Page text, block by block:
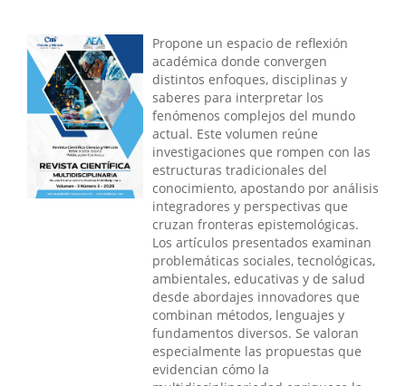
Propone un espacio de reflexión
académica donde convergen
distintos enfoques, disciplinas y
saberes para interpretar los
fenómenos complejos del mundo
actual. Este volumen reúne
investigaciones que rompen con las
estructuras tradicionales del
conocimiento, apostando por análisis
integradores y perspectivas que
cruzan fronteras epistemológicas.
Los artículos presentados examinan
problemáticas sociales, tecnológicas,
ambientales, educativas y de salud
desde abordajes innovadores que
combinan métodos, lenguajes y
fundamentos diversos. Se valoran
especialmente las propuestas que
evidencian cómo la